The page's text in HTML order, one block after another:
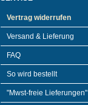
Vertrag widerrufen
Versand & Lieferung
FAQ
So wird bestellt
"Mwst-freie Lieferungen"